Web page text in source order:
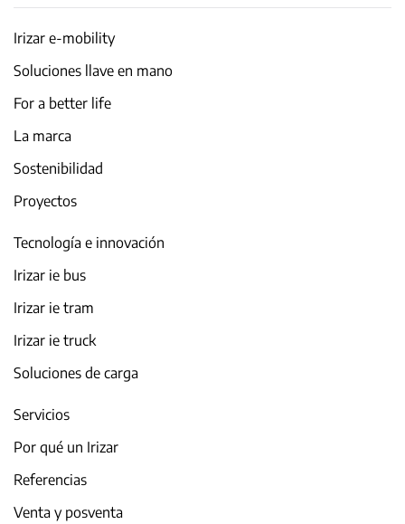
Irizar e-mobility
Soluciones llave en mano
For a better life
La marca
Sostenibilidad
Proyectos
Tecnología e innovación
Irizar ie bus
Irizar ie tram
Irizar ie truck
Soluciones de carga
Servicios
Por qué un Irizar
Referencias
Venta y posventa